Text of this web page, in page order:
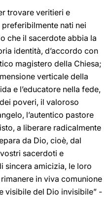
trovare veritieri e
nati nei
che il sacerdote abbia la
identità, d’accordo con
magistero della Chiesa;
verticale della
e l’educatore nella fede,
poveri, il valoroso
l’autentico pastore
a liberare radicalmente
da Dio, cioè, dal
sacerdoti e
sincera amicizia, le loro
in viva comunione
visibile del Dio invisibile” -